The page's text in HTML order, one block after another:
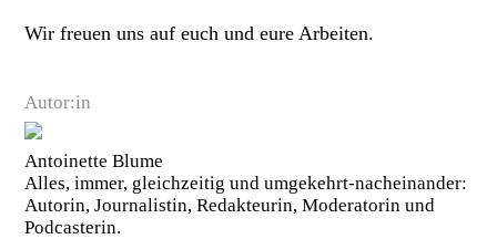
Autor:in
Antoinette Blume
Alles, immer, gleichzeitig und umgekehrt-nacheinander:
Autorin, Journalistin, Redakteurin, Moderatorin und
Podcasterin.
Wir freuen uns auf euch und eure Arbeiten.